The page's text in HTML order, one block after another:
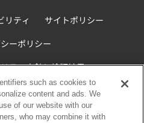
リティ サイトポリシー
ーポリシー
ティ方針と検証結果
食品のご提供について
スメント対応方針
such as cookies to
content and ads. We
of our website with our
who may combine it with